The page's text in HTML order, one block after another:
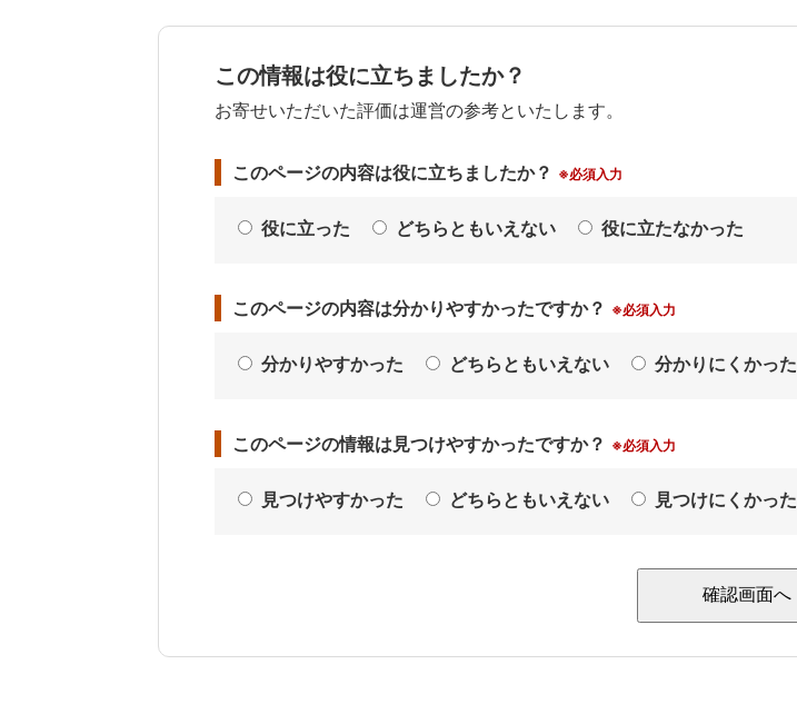
この情報は役に立ちましたか？
お寄せいただいた評価は運営の参考といたします。
このページの内容は役に立ちましたか？ ※必須入力
役に立った どちらともいえない 役に立たなかった
このページの内容は分かりやすかったですか？ ※必須入力
分かりやすかった どちらともいえない 分かりにくかった
このページの情報は見つけやすかったですか？ ※必須入力
見つけやすかった どちらともいえない 見つけにくかった